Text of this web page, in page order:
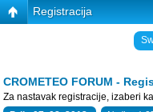
Registracija
CROMETEO FORUM -
Za nastavak registracije, izaberi